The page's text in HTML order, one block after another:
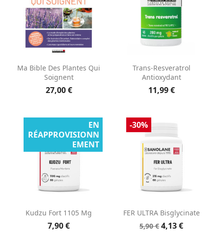
Ma Bible Des Plantes Qui
Soignent
27,00 €
Trans-Resveratrol
Antioxydant
11,99 €
Kudzu Fort 1105 Mg
7,90 €
EN
RÉAPPROVISIONN
EMENT
FER ULTRA Bisglycinate
5,90 € 4,13 €
-30%